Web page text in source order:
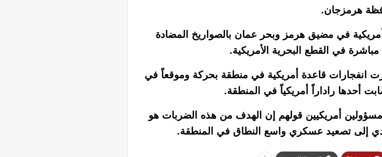
هرمزجان.
في مضيق هرمز وبحر عمان بالصواريخ المضادة
في القطع البحرية الأمريكية.
انفجارات قاعدة أمريكية في منطقة بحركة وموقعاً في
أحدها راداراً أمريكياً في المنطقة.
أمريكيين قولهم إن الهدف من هذه الضربات هو
إلى تصعيد عسكري واسع النطاق في المنطقة.